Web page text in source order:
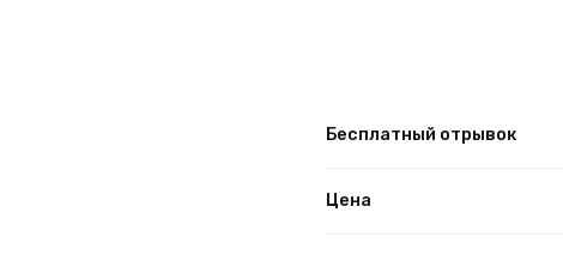
Бесплатный отрывок
Цена